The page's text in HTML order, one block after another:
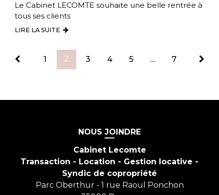
Le Cabinet LECOMTE souhaite une belle rentrée à
tous ses clients
LIRE LA SUITE
1 2 3 4 5 … 7
NOUS JOINDRE
Cabinet Lecomte
Transaction - Location - Gestion locative -
Syndic de copropriété
Parc Oberthur - 1 rue Raoul Ponchon